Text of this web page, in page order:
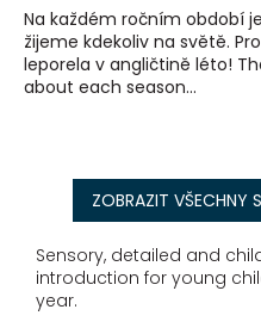
Na každém ročním období
žijeme kdekoliv na světě.
leporela v angličtině léto!
about each season...
ZOBRAZIT VŠECHNY
Sensory, detailed and
introduction for young
year.